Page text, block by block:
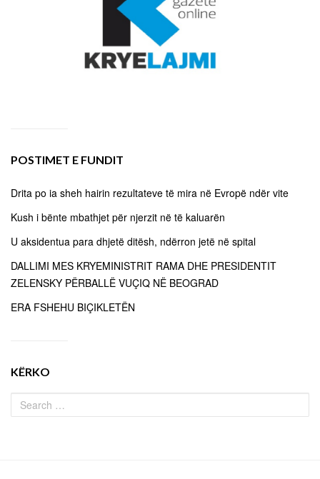
POSTIMET E FUNDIT
Drita po ia sheh hairin rezultateve të mira në Evropë ndër vite
Kush i bënte mbathjet për njerzit në të kaluarën
U aksidentua para dhjetë ditësh, ndërron jetë në spital
DALLIMI MES KRYEMINISTRIT RAMA DHE PRESIDENTIT
ZELENSKY PËRBALLË VUÇIQ NË BEOGRAD
ERA FSHEHU BIÇIKLETËN
KËRKO